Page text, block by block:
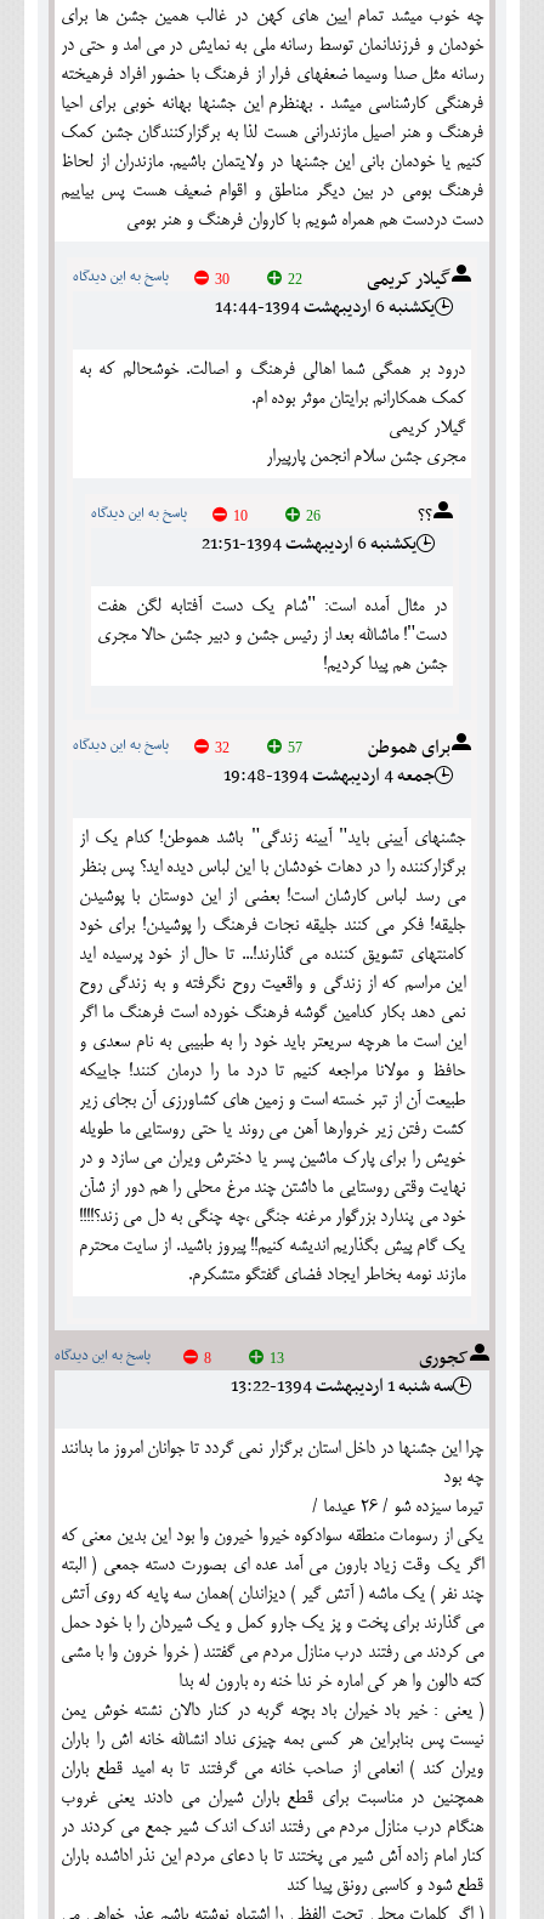
چه خوب میشد تمام ایین های کهن در غالب همین جشن ها برای
خودمان و فرزندانمان توسط رسانه ملی به نمایش در می امد و حتی در
رسانه مثل صدا وسیما ضعفهای فرار از فرهنگ با حضور افراد فرهیخته
فرهنگی کارشناسی میشد . بهنظرم این جشنها بهانه خوبی برای احیا
فرهنگ و هنر اصیل مازندرانی هست لذا به برگزارکنندگان جشن کمک
کنیم یا خودمان بانی این جشنها در ولایتمان باشیم. مازندران از لحاظ
فرهنگ بومی در بین دیگر مناطق و اقوام ضعیف هست پس بیاییم
دست دردست هم همراه شویم با کاروان فرهنگ و هنر بومی
گیلار کریمی پاسخ به این دیدگاه 22
30
يکشنبه 6 ارديبهشت 1394-14:44
درود بر همگی شما اهالی فرهنگ و اصالت. خوشحالم که به
کمک همکارانم برایتان موثر بوده ام.
گیلار کریمی
مجری جشن سلام انجمن پارپیرار
؟؟ پاسخ به این دیدگاه 26
10
يکشنبه 6 ارديبهشت 1394-21:51
در مثال آمده است: "شام یک دست آفتابه لگن هفت
دست"! ماشالله بعد از رئیس جشن و دبیر جشن حالا مجری
جشن هم پیدا کردیم!
برای هموطن پاسخ به این دیدگاه 57
32
جمعه 4 ارديبهشت 1394-19:48
جشنهای آیینی باید" آیینه زندگی" باشد هموطن! کدام یک از
برگزارکننده را در دهات خودشان با این لباس دیده اید؟ پس بنظر
می رسد لباس کارشان است! بعضی از این دوستان با پوشیدن
جلیقه! فکر می کنند جلیقه نجات فرهنگ را پوشیدن! برای خود
کامنتهای تشویق کننده می گذارند!... تا حال از خود پرسیده اید
این مراسم که از زندگی و واقعیت روح نگرفته و به زندگی روح
نمی دهد بکار کدامین گوشه فرهنگ خورده است فرهنگ ما اگر
این است ما هرچه سریعتر باید خود را به طبیبی به نام سعدی و
حافظ و مولانا مراجعه کنیم تا درد ما را درمان کنند! جاییکه
طبیعت آن از تبر خسته است و زمین های کشاورزی آن بجای زیر
کشت رفتن زیر خروارها آهن می روند یا حتی روستایی ما طویله
خویش را برای پارک ماشین پسر یا دخترش ویران می سازد و در
نهایت وقتی روستایی ما داشتن چند مرغ محلی را هم دور از شآن
خود می پندارد بزرگوار مرغنه جنگی ،چه چنگی به دل می زند؟!!!!
یک گام پیش بگذاریم اندیشه کنیم!! پیروز باشید. از سایت محترم
مازند نومه بخاطر ایجاد فضای گفتگو متشکرم.
کجوری پاسخ به این دیدگاه 13
8
سه شنبه 1 ارديبهشت 1394-13:22
چرا این جشنها در داخل استان برگزار نمی گردد تا جوانان امروز ما بدانند
چه بود
تیرما سیزده شو / 26 عیدما /
یکی از رسومات منطقه سوادکوه خیروا خیرون وا بود این بدین معنی که
اگر یک وقت زیاد بارون می آمد عده ای بصورت دسته جمعی ( البته
چند نفر ) یک ماشه ( آتش گیر ) دیزاندان )همان سه پایه که روی آتش
می گذارند برای پخت و پز یک جارو کمل و یک شیردان را با خود حمل
می کردند می رفتند درب منازل مردم می گفتند ( خروا خرون وا با مشی
کته دالون وا هر کی اماره خر ندا خنه ره بارون له بدا
( یعنی : خیر باد خیران باد بچه گربه در کنار دالان نشته خوش یمن
نیست پس بنابراین هر کسی بمه چیزی نداد انشالله خانه اش را باران
ویران کند ) انعامی از صاحب خانه می گرفتند تا به امید قطع باران
همچنین در مناسبت برای قطع باران شیران می دادند یعنی غروب
هنگام درب منازل مردم می رفتند اندک اندک شیر جمع می کردند در
کنار امام زاده آش شیر می پختند تا با دعای مردم این نذر اداشده باران
قطع شود و کاسبی رونق پیدا کند